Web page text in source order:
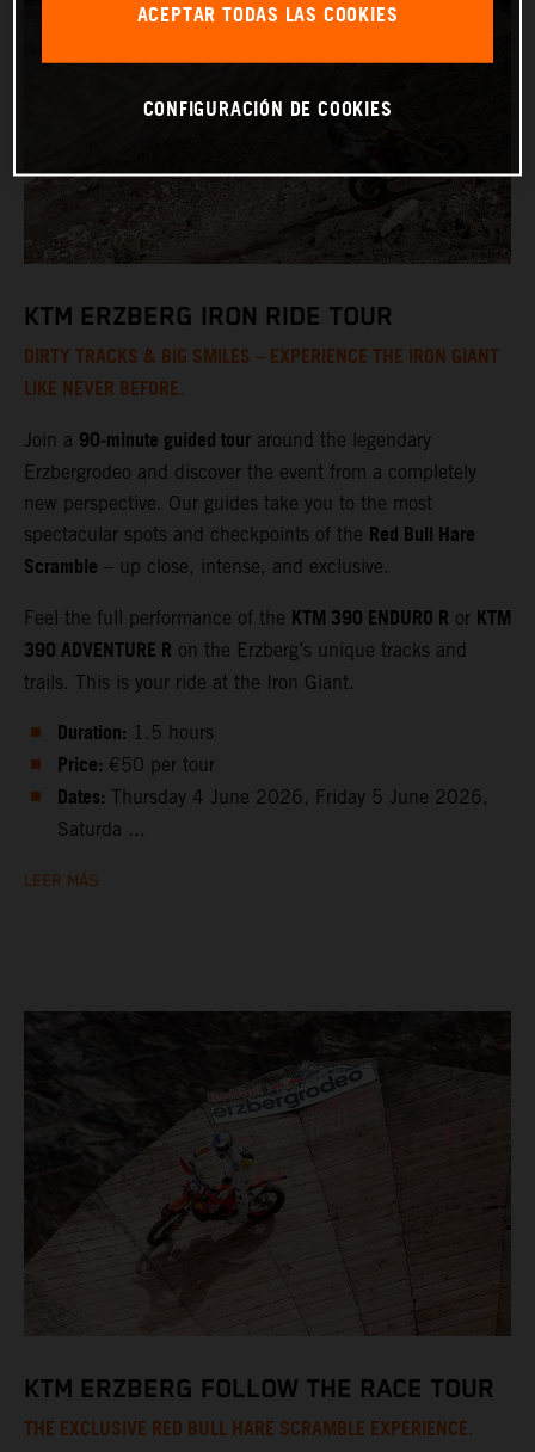
KTM ERZBERG IRON RIDE TOUR
DIRTY TRACKS & BIG SMILES – EXPERIENCE THE IRON GIANT
LIKE NEVER BEFORE.
Join a 90‑minute guided tour around the legendary
Erzbergrodeo and discover the event from a completely
new perspective. Our guides take you to the most
spectacular spots and checkpoints of the Red Bull Hare
Scramble – up close, intense, and exclusive.
Feel the full performance of the KTM 390 ENDURO R or KTM
390 ADVENTURE R on the Erzberg’s unique tracks and
trails. This is your ride at the Iron Giant.
Duration: 1.5 hours
Price: €50 per tour
Dates: Thursday 4 June 2026, Friday 5 June 2026,
Saturda ...
LEER MÁS
KTM ERZBERG FOLLOW THE RACE TOUR
THE EXCLUSIVE RED BULL HARE SCRAMBLE EXPERIENCE.
ACEPTAR TODAS LAS COOKIES
CONFIGURACIÓN DE COOKIES